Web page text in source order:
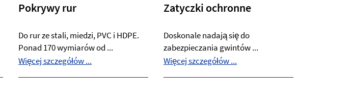
Pokrywy rur
Do rur ze stali, miedzi, PVC i HDPE.
Ponad 170 wymiarów od ...
Więcej szczegółów ...
Zatyczki ochronne
Doskonale nadają się do
zabezpieczania gwintów ...
Więcej szczegółów ...